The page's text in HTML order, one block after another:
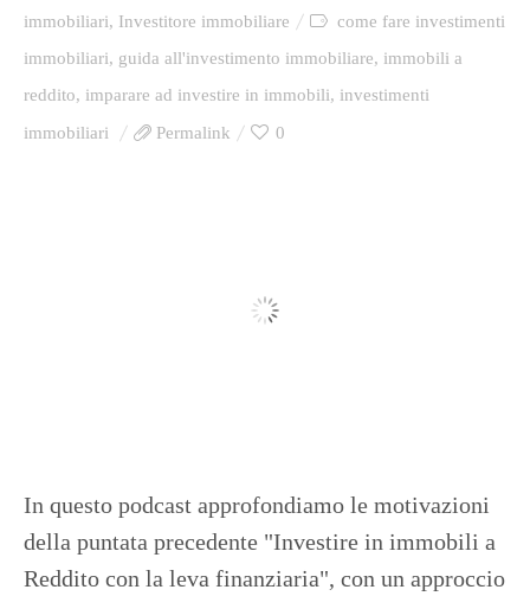
immobiliari, Investitore immobiliare
come fare investimenti
immobiliari, guida all'investimento immobiliare, immobili a
reddito, imparare ad investire in immobili, investimenti
immobiliari
Permalink 0
In questo podcast approfondiamo le motivazioni
della puntata precedente "Investire in immobili a
Reddito con la leva finanziaria", con un approccio